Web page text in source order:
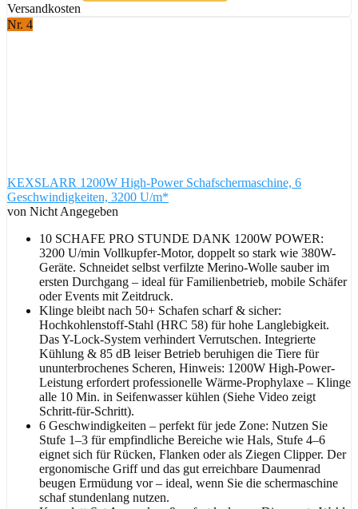
Versandkosten
Nr. 4
KEXSLARR 1200W High-Power Schafschermaschine, 6
Geschwindigkeiten, 3200 U/m*
von Nicht Angegeben
10 SCHAFE PRO STUNDE DANK 1200W POWER:
3200 U/min Vollkupfer-Motor, doppelt so stark wie 380W-
Geräte. Schneidet selbst verfilzte Merino-Wolle sauber im
ersten Durchgang – ideal für Familienbetrieb, mobile Schäfer
oder Events mit Zeitdruck.
Klinge bleibt nach 50+ Schafen scharf & sicher:
Hochkohlenstoff-Stahl (HRC 58) für hohe Langlebigkeit.
Das Y-Lock-System verhindert Verrutschen. Integrierte
Kühlung & 85 dB leiser Betrieb beruhigen die Tiere für
ununterbrochenes Scheren, Hinweis: 1200W High-Power-
Leistung erfordert professionelle Wärme-Prophylaxe – Klinge
alle 10 Min. in Seifenwasser kühlen (Siehe Video zeigt
Schritt-für-Schritt).
6 Geschwindigkeiten – perfekt für jede Zone: Nutzen Sie
Stufe 1–3 für empfindliche Bereiche wie Hals, Stufe 4–6
eignet sich für Rücken, Flanken oder als Ziegen Clipper. Der
ergonomische Griff und das gut erreichbare Daumenrad
beugen Ermüdung vor – ideal, wenn Sie die schermaschine
schaf stundenlang nutzen.